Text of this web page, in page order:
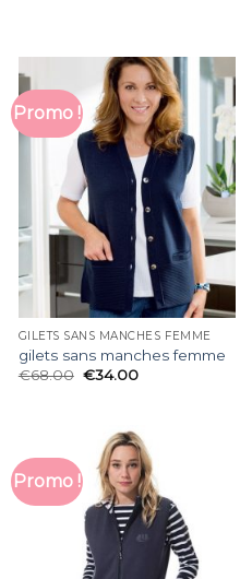
Promo !
GILETS SANS MANCHES FEMME
gilets sans manches femme
€68.00 €34.00
Promo !